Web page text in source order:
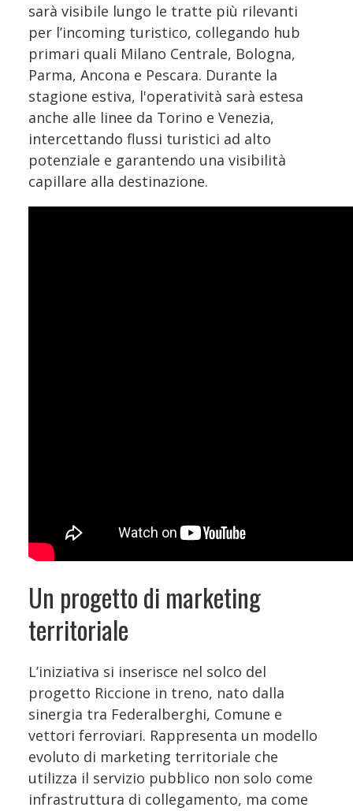
sarà visibile lungo le tratte più rilevanti
per l’incoming turistico, collegando hub
primari quali Milano Centrale, Bologna,
Parma, Ancona e Pescara. Durante la
stagione estiva, l'operatività sarà estesa
anche alle linee da Torino e Venezia,
intercettando flussi turistici ad alto
potenziale e garantendo una visibilità
capillare alla destinazione.
Un progetto di marketing
territoriale
L’iniziativa si inserisce nel solco del
progetto Riccione in treno, nato dalla
sinergia tra Federalberghi, Comune e
vettori ferroviari. Rappresenta un modello
evoluto di marketing territoriale che
utilizza il servizio pubblico non solo come
infrastruttura di collegamento, ma come